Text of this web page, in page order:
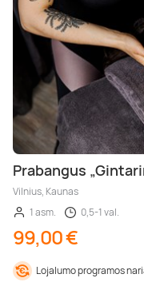
Prabangus
Vilnius, Kaunas
1 asm.
0,5-1 val.
99,00 €
Lojalumo programos